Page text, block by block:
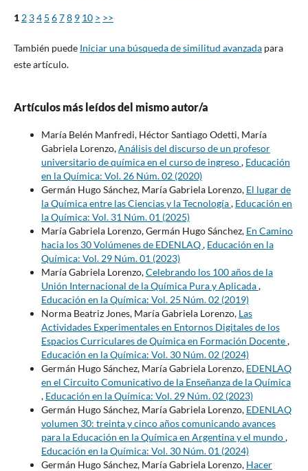
1 2 34 5 678 9 10 > >>
También puede Iniciar una búsqueda de similitud avanzadapara
este artículo.
Artículos más leídos del mismo autor/a
María Belén Manfredi, Héctor Santiago Odetti, María
Gabriela Lorenzo,Análisis del discurso de un profesor
universitario de química en el curso de ingreso, Educación
en la Química: Vol. 26 Núm. 02 (2020)
Germán Hugo Sánchez, María Gabriela Lorenzo, El lugar de
la Química entre las Ciencias y la Tecnología, Educación en
la Química: Vol. 31 Núm. 01 (2025)
María Gabriela Lorenzo, Germán Hugo Sánchez, En Camino
hacia los 30 Volúmenes de EDENLAQ, Educación en la
Química: Vol. 29 Núm. 01 (2023)
María Gabriela Lorenzo,Celebrando los 100 años de la
Unión Internacional de la Química Pura y Aplicada,
Educación en la Química: Vol. 25 Núm. 02 (2019)
Norma Beatriz Jones, María Gabriela Lorenzo, Las
Actividades Experimentales en Entornos Digitales de los
Espacios Curriculares de Química en Formación Docente,
Educación en la Química: Vol. 30 Núm. 02 (2024)
Germán Hugo Sánchez, María Gabriela Lorenzo, EDENLAQ
en el Circuito Comunicativo de la Enseñanza de la Química
, Educación en la Química: Vol. 29 Núm. 02 (2023)
Germán Hugo Sánchez, María Gabriela Lorenzo, EDENLAQ
volumen 30: treinta y cinco años comunicando avances
para la Educación en la Química en Argentina y el mundo,
Educación en la Química: Vol. 30 Núm. 01 (2024)
Germán Hugo Sánchez, María Gabriela Lorenzo, Hacer